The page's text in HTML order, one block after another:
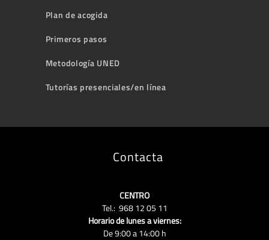
Plan de acogida
Primeros pasos
Metodología UNED
Tutorías presenciales/en línea
Contacta
CENTRO
Tel.: 968 12 05 11
Horario de lunes a viernes:
De 9:00 a 14:00 h